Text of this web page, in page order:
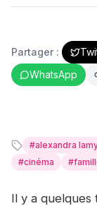
Partager :
WhatsApp
#alexandra
#cinéma #
Il y a quelques